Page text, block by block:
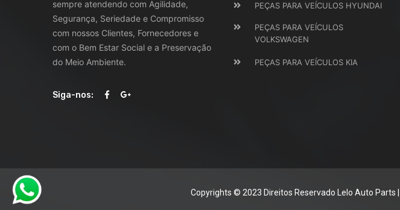
sempre atendendo com Agilidade,
Segurança, Seriedade e Compromisso
com nossos Clientes, Fornecedores e
com o Bem Estar Social e a Preservação
do Meio Ambiente.
Siga-nos:
PEÇAS PARA VEÍCULOS HYUNDAI
PEÇAS PARA VEÍCULOS
VOLKSWAGEN
PEÇAS PARA VEÍCULOS KIA
Copyrights © 2023 Direitos Reservado Lelo Auto Parts